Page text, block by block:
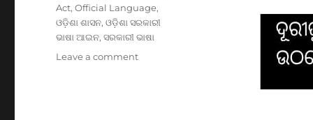
Act,Official Language,
ଓଡ଼ିଶା ଶାସନ,ଓଡ଼ିଶା ସରକାରୀ
ଭାଷା ଆଇନ,ସରକାରୀ ଭାଷା
Leave a commenton